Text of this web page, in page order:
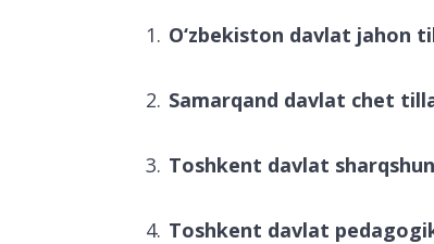
O‘zbekiston davlat jahon
Samarqand davlat chet
Toshkent davlat
Toshkent davlat